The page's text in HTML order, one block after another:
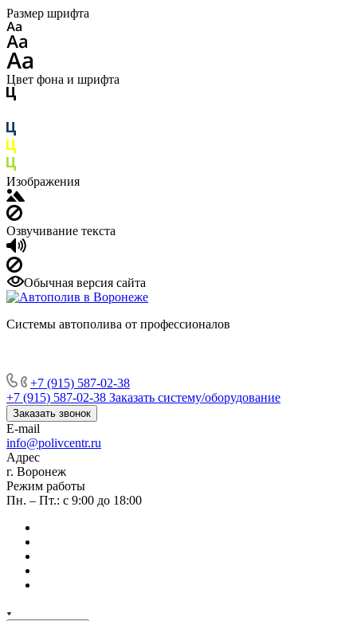
Размер шрифта
Цвет фона и шрифта
Изображения
Озвучивание текста
Обычная версия сайта
Системы автополива от профессионалов
+7 (915) 587-02-38
+7 (915) 587-02-38 Заказать систему/оборудование
Заказать звонок
E-mail
info@polivcentr.ru
Адрес
г. Воронеж
Режим работы
Пн. – Пт.: с 9:00 до 18:00